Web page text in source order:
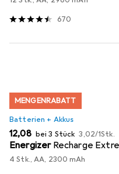
670
MENGENRABATT
Batterien + Akkus
EUR
12,08 bei 3 Stück EUR
3,02/1Stk.
Energizer Recharge
4 Stk., AA, 2300 mAh